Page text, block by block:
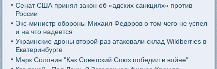
Сенат США принял закон об «адских санкциях» против
России
Экс-министр обороны Михаил Федоров о том чего не успел
и на что надеется
Украинские дроны второй раз атаковали склад Wildberries в
Екатеринбурге
Марк Солонин "Как Советский Союз победил в войне"